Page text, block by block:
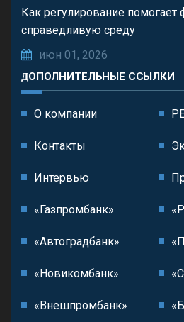
Как регулирование помогает
справедливую среду
июн 01, 2026
ДОПОЛНИТЕЛЬНЫЕ ССЫЛКИ
О компании
Контакты
Интервью
«Газпромбанк»
«Автоградбанк»
«Новикомбанк»
«Внешпромбанк»